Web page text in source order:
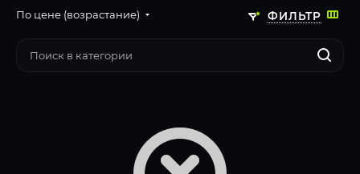
ФИЛЬТР
По цене (возрастание)